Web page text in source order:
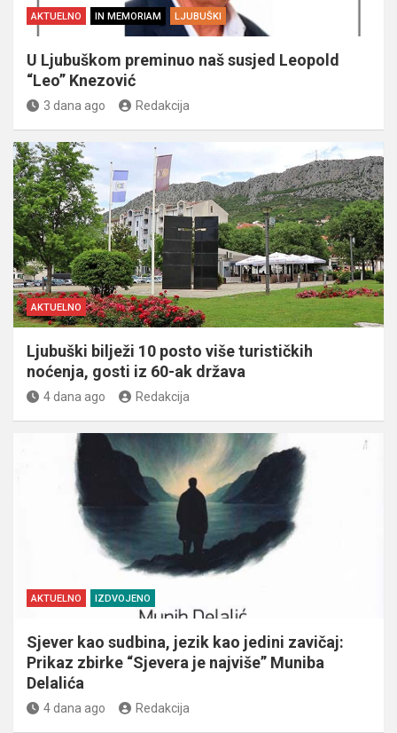
AKTUELNO IN MEMORIAM LJUBUŠKI
U Ljubuškom preminuo naš susjed Leopold
“Leo” Knezović
3 dana ago Redakcija
AKTUELNO
Ljubuški bilježi 10 posto više turističkih
noćenja, gosti iz 60-ak država
4 dana ago Redakcija
AKTUELNO IZDVOJENO
Sjever kao sudbina, jezik kao jedini zavičaj:
Prikaz zbirke “Sjevera je najviše” Muniba
Delalića
4 dana ago Redakcija